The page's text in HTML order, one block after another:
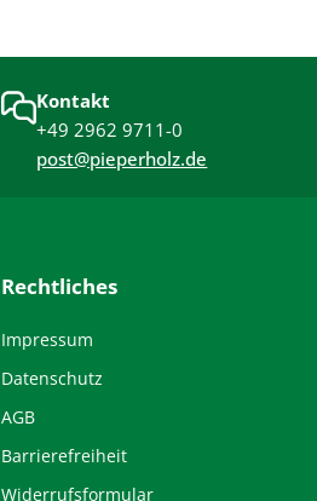
Kontakt
+49 2962 9711-0
post@pieperholz.de
Rechtliches
Impressum
Datenschutz
AGB
Barrierefreiheit
Widerrufsformular